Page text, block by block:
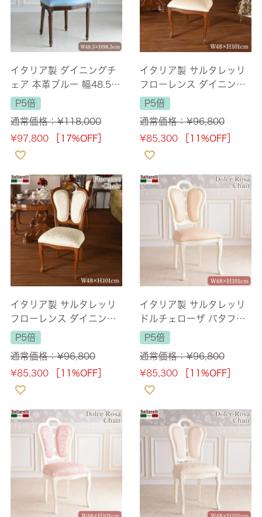
イタリア製 ダイニングチ
ェア 本革ブルー 幅48.5c
m 【送料無料】
P5倍
通常価格：¥118,000
¥97,800 ［17%OFF］
イタリア製 サルタレッリ
フローレンス ダイニング
チェア ブラウン 合皮 幅4
8cm 【送料無料】
P5倍
通常価格：¥96,800
¥85,300 ［11%OFF］
イタリア製 サルタレッリ
フローレンス ダイニング
チェア ブラウン ベージュ
幅48cm 【送料無料】
P5倍
通常価格：¥96,800
¥85,300 ［11%OFF］
イタリア製 サルタレッリ
ドルチェローザ バタフラ
イ ダイニングチェア ベー
ジュPVC 【送料無料】
P5倍
通常価格：¥96,800
¥85,300 ［11%OFF］